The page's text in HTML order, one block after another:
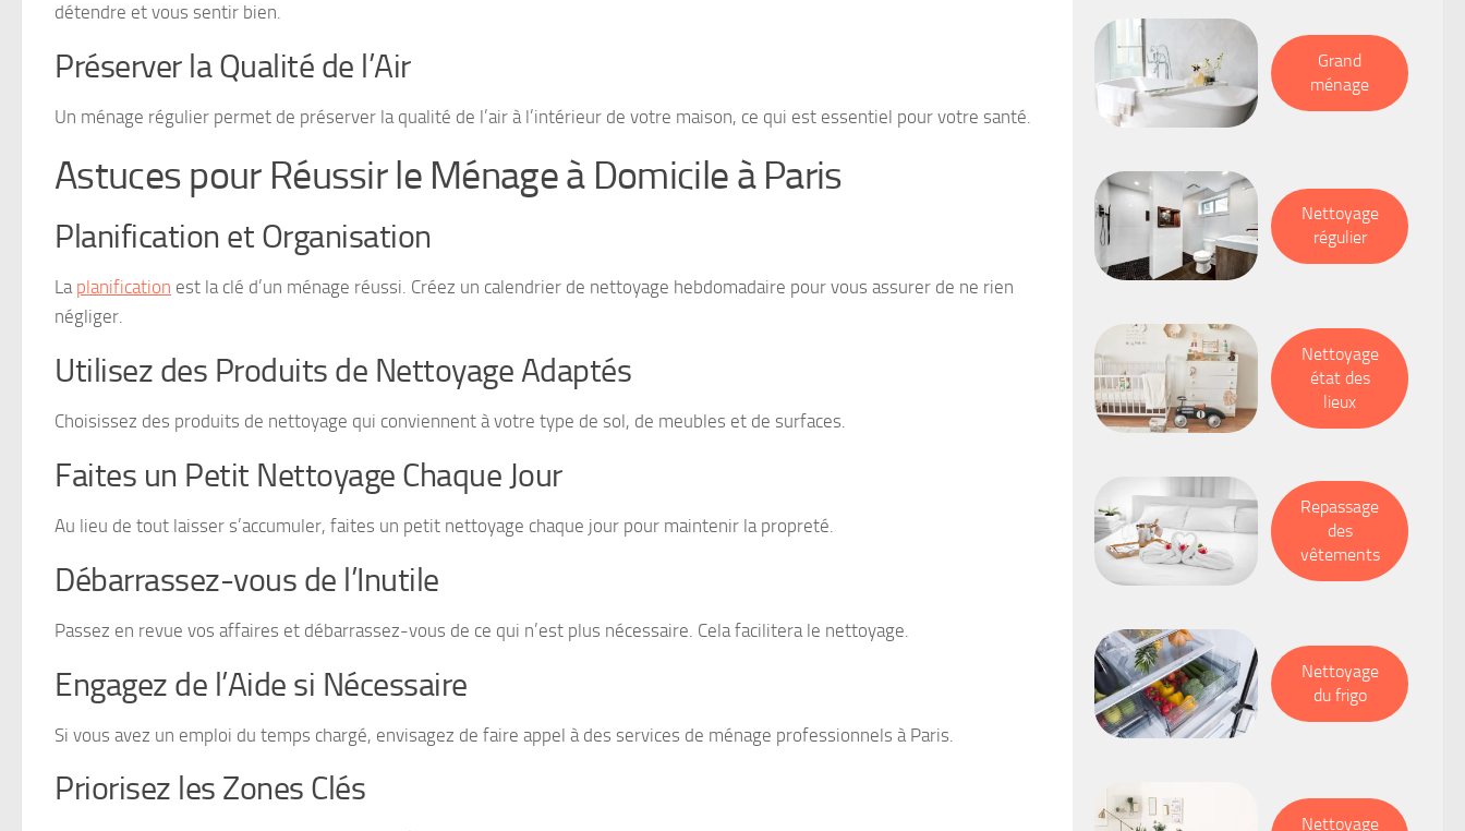
détendre et vous sentir bien.
Préserver la Qualité de l’Air
Un ménage régulier permet de préserver la qualité de l’air à l’intérieur de votre maison, ce qui est essentiel pour votre santé.
Astuces pour Réussir le Ménage à Domicile à Paris
Planification et Organisation
La planification est la clé d’un ménage réussi. Créez un calendrier de nettoyage hebdomadaire pour vous assurer de ne rien
négliger.
Utilisez des Produits de Nettoyage Adaptés
Choisissez des produits de nettoyage qui conviennent à votre type de sol, de meubles et de surfaces.
Faites un Petit Nettoyage Chaque Jour
Au lieu de tout laisser s’accumuler, faites un petit nettoyage chaque jour pour maintenir la propreté.
Débarrassez-vous de l’Inutile
Passez en revue vos affaires et débarrassez-vous de ce qui n’est plus nécessaire. Cela facilitera le nettoyage.
Engagez de l’Aide si Nécessaire
Si vous avez un emploi du temps chargé, envisagez de faire appel à des services de ménage professionnels à Paris.
Priorisez les Zones Clés
Grand
ménage
Nettoyage
régulier
Nettoyage
état des
lieux
Repassage
des
vêtements
Nettoyage
du frigo
Nettoyage